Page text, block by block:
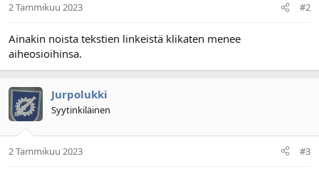
2 Tammikuu 2023 #2
Ainakin noista tekstien linkeistä klikaten menee
aiheosioihinsa.
Jurpolukki
Syytinkiläinen
2 Tammikuu 2023 #3